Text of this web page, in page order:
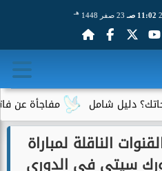
11:02 صـ 23 صفر 1448 هـ
مفاجأة عن فاتورة شامل
الناقلة لمباراة
سيتي في الدوري